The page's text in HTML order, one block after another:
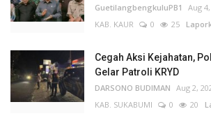
GuetilangbengkuluPB1 Aug
KAB. KAUR
0 25
Cegah Aksi Kejahatan,
Gelar Patroli KRYD
DARSONO BUDIMAN Aug 2,
KAB. SUKABUMI
0 20